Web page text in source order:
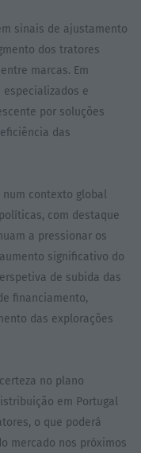
sinais de ajustamento
dos tratores
marcas. Em
e
por soluções
das
num contexto global
com destaque
a pressionar os
significativo do
de subida das
financiamento,
das explorações
no plano
em Portugal
o que poderá
mercado nos próximos